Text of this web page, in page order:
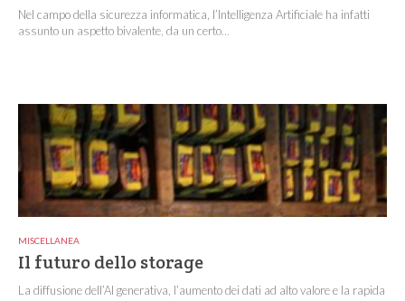
Nel campo della sicurezza informatica, l’Intelligenza Artificiale ha infatti
assunto un aspetto bivalente, da un certo...
MISCELLANEA
Il futuro dello storage
La diffusione dell’AI generativa, l’aumento dei dati ad alto valore e la rapida